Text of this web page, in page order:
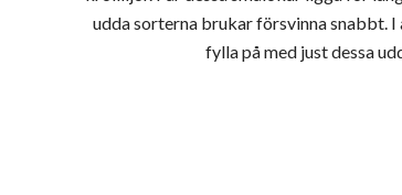
udda sorterna brukar försvinna snabbt.
fylla på med just dessa